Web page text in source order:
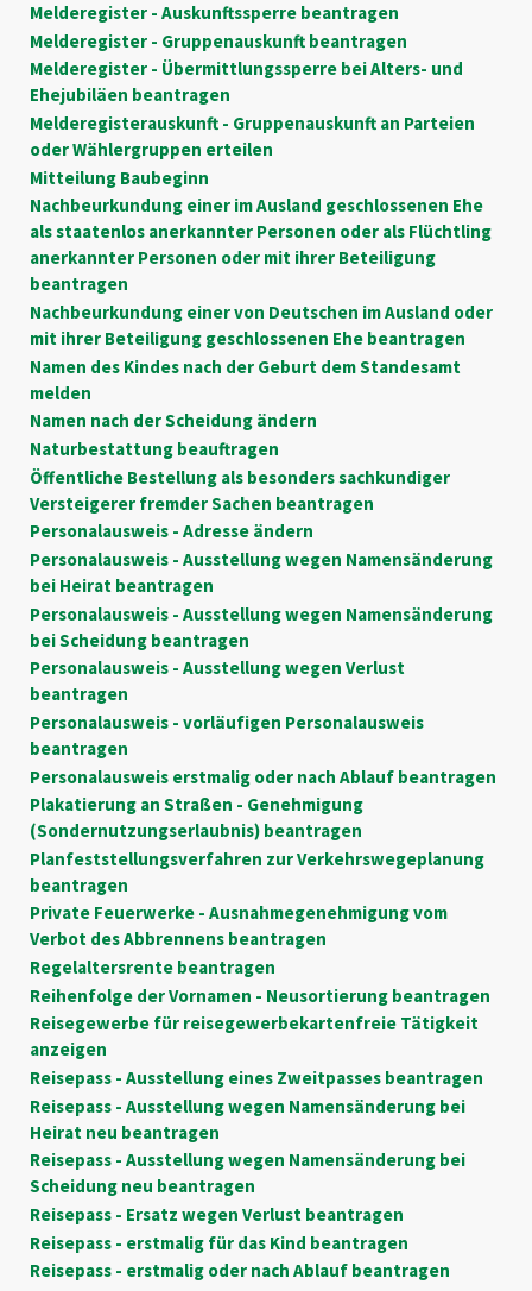
Melderegister - Auskunftssperre beantragen
Melderegister - Gruppenauskunft beantragen
Melderegister - Übermittlungssperre bei Alters- und
Ehejubiläen beantragen
Melderegisterauskunft - Gruppenauskunft an Parteien
oder Wählergruppen erteilen
Mitteilung Baubeginn
Nachbeurkundung einer im Ausland geschlossenen Ehe
als staatenlos anerkannter Personen oder als Flüchtling
anerkannter Personen oder mit ihrer Beteiligung
beantragen
Nachbeurkundung einer von Deutschen im Ausland oder
mit ihrer Beteiligung geschlossenen Ehe beantragen
Namen des Kindes nach der Geburt dem Standesamt
melden
Namen nach der Scheidung ändern
Naturbestattung beauftragen
Öffentliche Bestellung als besonders sachkundiger
Versteigerer fremder Sachen beantragen
Personalausweis - Adresse ändern
Personalausweis - Ausstellung wegen Namensänderung
bei Heirat beantragen
Personalausweis - Ausstellung wegen Namensänderung
bei Scheidung beantragen
Personalausweis - Ausstellung wegen Verlust
beantragen
Personalausweis - vorläufigen Personalausweis
beantragen
Personalausweis erstmalig oder nach Ablauf beantragen
Plakatierung an Straßen - Genehmigung
(Sondernutzungserlaubnis) beantragen
Planfeststellungsverfahren zur Verkehrswegeplanung
beantragen
Private Feuerwerke - Ausnahmegenehmigung vom
Verbot des Abbrennens beantragen
Regelaltersrente beantragen
Reihenfolge der Vornamen - Neusortierung beantragen
Reisegewerbe für reisegewerbekartenfreie Tätigkeit
anzeigen
Reisepass - Ausstellung eines Zweitpasses beantragen
Reisepass - Ausstellung wegen Namensänderung bei
Heirat neu beantragen
Reisepass - Ausstellung wegen Namensänderung bei
Scheidung neu beantragen
Reisepass - Ersatz wegen Verlust beantragen
Reisepass - erstmalig für das Kind beantragen
Reisepass - erstmalig oder nach Ablauf beantragen